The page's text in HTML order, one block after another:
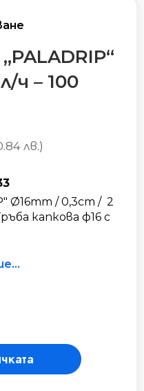
ч – 100
лв.)
Ø16mm / 0,3cm / 2
капкова ф16 с